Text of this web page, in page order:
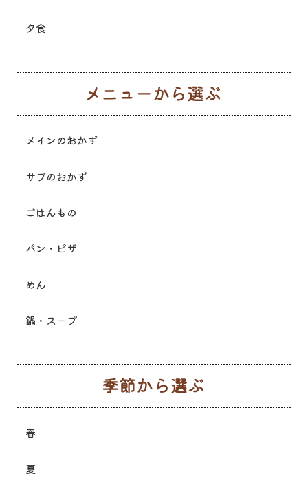
夕食
メインのおかず
サブのおかず
ごはんもの
パン・ピザ
めん
鍋・スープ
春
夏